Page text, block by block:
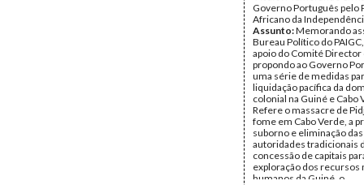
Governo Português pelo
Africano da
Assunto:Memorando
Bureau Político do
apoio do Comité Director
propondo ao Governo
uma série de medidas
liquidação pacífica da
colonial na Guiné e Cabo
Refere o massacre de
fome em Cabo Verde, a
suborno e eliminação das
autoridades tradicionais
concessão de capitais
exploração dos recursos
humanos da Guiné, o